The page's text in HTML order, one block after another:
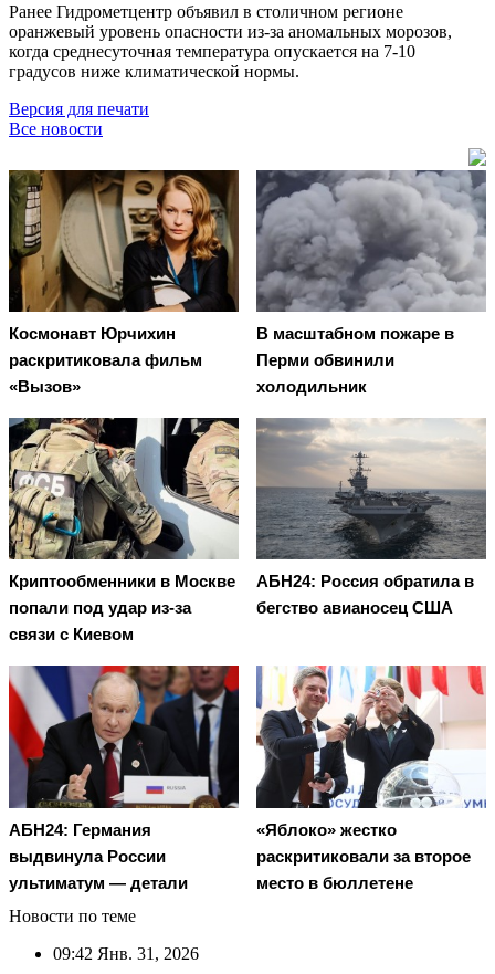
Ранее Гидрометцентр объявил в столичном регионе
оранжевый уровень опасности из-за аномальных морозов,
когда среднесуточная температура опускается на 7-10
градусов ниже климатической нормы.
Версия для печати
Все новости
Космонавт Юрчихин
раскритиковала фильм
«Вызов»
В масштабном пожаре в
Перми обвинили
холодильник
Криптообменники в Москве
попали под удар из-за
связи с Киевом
АБН24: Россия обратила в
бегство авианосец США
АБН24: Германия
выдвинула России
ультиматум — детали
«Яблоко» жестко
раскритиковали за второе
место в бюллетене
Новости по теме
09:42 Янв. 31, 2026